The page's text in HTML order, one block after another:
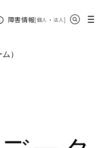
障害情報[個人 ・ 法人新規ウィンドウ
]
）